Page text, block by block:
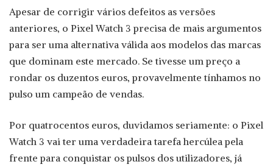
Apesar de corrigir vários defeitos as versões
anteriores, o Pixel Watch 3 precisa de mais argumentos
para ser uma alternativa válida aos modelos das marcas
que dominam este mercado. Se tivesse um preço a
rondar os duzentos euros, provavelmente tínhamos no
pulso um campeão de vendas.
Por quatrocentos euros, duvidamos seriamente: o Pixel
Watch 3 vai ter uma verdadeira tarefa hercúlea pela
frente para conquistar os pulsos dos utilizadores, já